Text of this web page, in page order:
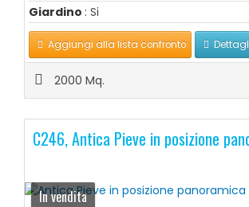
Giardino : Si
Aggiungi alla lista confronto
2000 Mq.
C246, Antica Pieve in posizione
In vendita